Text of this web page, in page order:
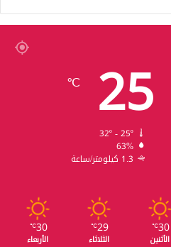
25
℃
32º - 25º
63%
1.3 كيلومتر/ساعة
30
℃
الأثنين
29
℃
الثلاثاء
30
℃
الأربعاء